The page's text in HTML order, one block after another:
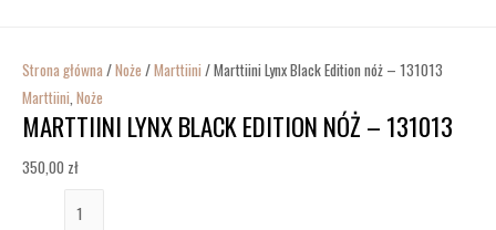
Strona główna/Noże /Marttiini / Marttiini Lynx Black Edition nóż – 131013
Marttiini, Noże
MARTTIINI LYNX BLACK EDITION NÓŻ – 131013
350,00 zł
-
131013